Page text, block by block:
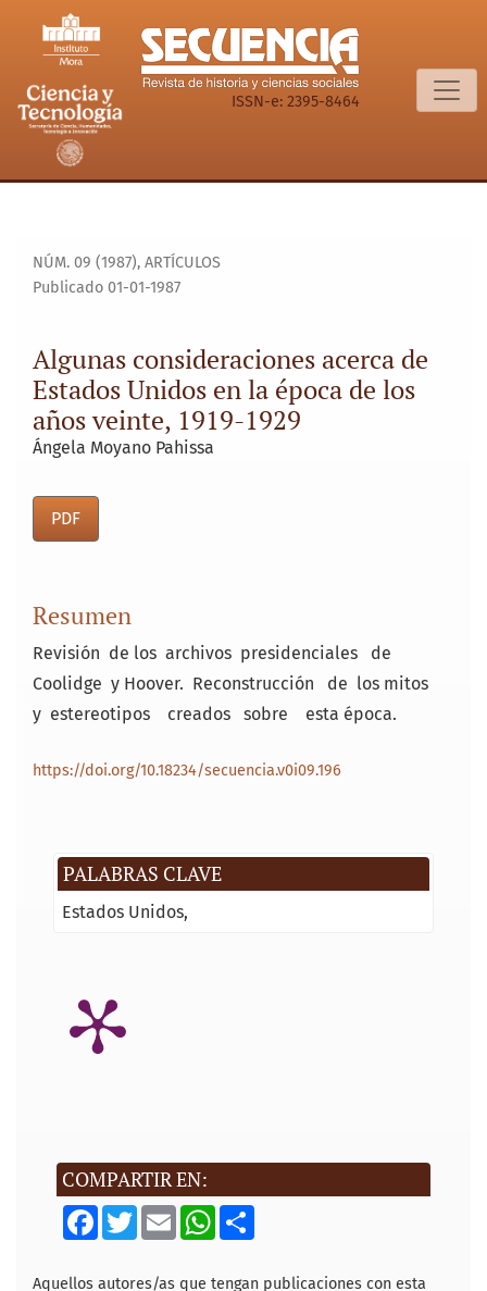
Algunas consideraciones acerca de Estados Unidos en la
ISSN-e: 2395-8464
NÚM. 09 (1987), ARTÍCULOS
Algunas consideraciones acerca de
Estados Unidos en la época de los
años veinte, 1919-1929
Publicado 01-01-1987
Ángela Moyano Pahissa
PDF
PALABRAS CLAVE
Estados Unidos
COMPARTIR EN:
F
a
b
T
w
t
E
m
l
W
s
S
e
Resumen
Revisión de los archivos presidenciales de
Coolidge y Hoover. Reconstrucción de los mitos
y estereotipos creados sobre esta época.
https://doi.org/10.18234/secuencia.v0i09.196
Aquellos autores/as que tengan publicaciones con esta